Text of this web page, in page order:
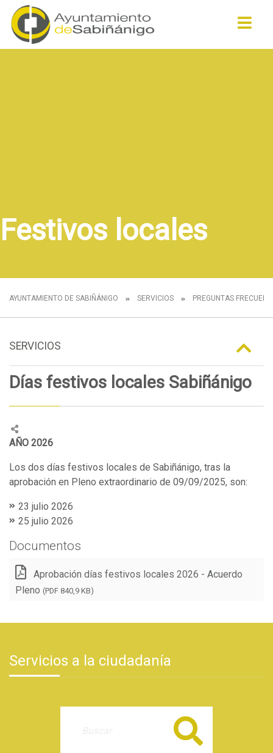
Festivos locales
AYUNTAMIENTO DE SABIÑÁNIGO SERVICIOS PREGUNTAS
SERVICIOS
Días festivos locales Sabiñánigo
AÑO 2026
Los dos días festivos locales de Sabiñánigo, tras la
aprobación en Pleno extraordinario de 09/09/2025, son:
23 julio 2026
25 julio 2026
Documentos
Aprobación días festivos locales 2026 - Acuerdo
Pleno (PDF 840,9 KB)
Servicios a la ciudadanía
Buscar